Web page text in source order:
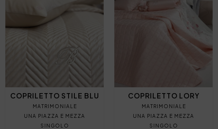
COPRILETTO STILE BLU
MATRIMONIALE
UNA PIAZZA E MEZZA
SINGOLO
COPRILETTO LORY
MATRIMONIALE
UNA PIAZZA E MEZZA
SINGOLO